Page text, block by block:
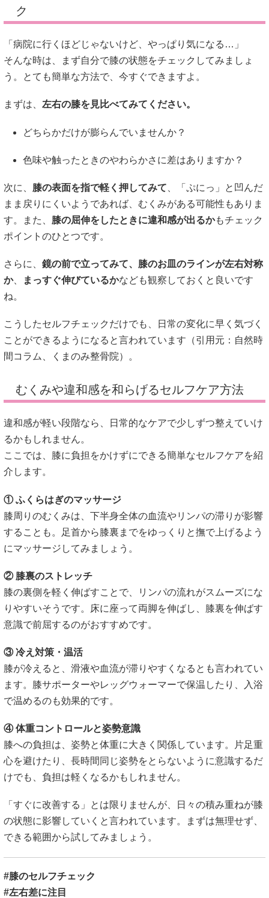
ク
「病院に行くほどじゃないけど、やっぱり気になる…」
そんな時は、まず自分で膝の状態をチェックしてみましょ
う。とても簡単な方法で、今すぐできますよ。
まずは、 左右の膝を見比べてみてください。
どちらかだけが膨らんでいませんか？
色味や触ったときのやわらかさに差はありますか？
次に、 膝の表面を指で軽く押してみて 、「ぷにっ」と凹んだ
まま戻りにくいようであれば、むくみがある可能性もありま
す。また、 膝の屈伸をしたときに違和感が出るかもチェック
ポイントのひとつです。
さらに、 鏡の前で立ってみて、膝のお皿のラインが左右対称
か、 まっすぐ伸びているかなども観察しておくと良いです
ね。
こうしたセルフチェックだけでも、日常の変化に早く気づく
ことができるようになると言われています（引用元： 自然時
間コラム、 くまのみ整骨院）。
むくみや違和感を和らげるセルフケア方法
違和感が軽い段階なら、日常的なケアで少しずつ整えていけ
るかもしれません。
ここでは、膝に負担をかけずにできる簡単なセルフケアを紹
介します。
① ふくらはぎのマッサージ
膝周りのむくみは、下半身全体の血流やリンパの滞りが影響
することも。足首から膝裏までをゆっくりと撫で上げるよう
にマッサージしてみましょう。
② 膝裏のストレッチ
膝の裏側を軽く伸ばすことで、リンパの流れがスムーズにな
りやすいそうです。床に座って両脚を伸ばし、膝裏を伸ばす
意識で前屈するのがおすすめです。
③ 冷え対策・温活
膝が冷えると、滑液や血流が滞りやすくなるとも言われてい
ます。膝サポーターやレッグウォーマーで保温したり、入浴
で温めるのも効果的です。
④ 体重コントロールと姿勢意識
膝への負担は、姿勢と体重に大きく関係しています。片足重
心を避けたり、長時間同じ姿勢をとらないように意識するだ
けでも、負担は軽くなるかもしれません。
「すぐに改善する」とは限りませんが、日々の積み重ねが膝
の状態に影響していくと言われています。まずは無理せず、
できる範囲から試してみましょう。
#膝のセルフチェック
#左右差に注目